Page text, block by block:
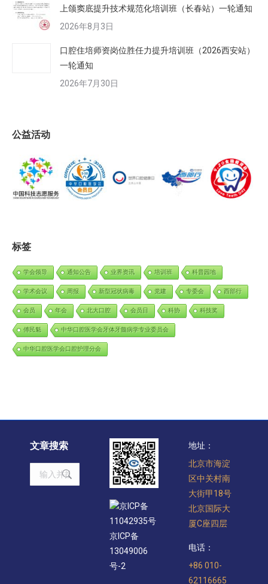
上颌窦底提升技术规范化培训班（长春站）一轮通知
2026年8月3日
口腔住培师资岗位胜任力提升培训班（2026西安站）
一轮通知
2026年7月30日
公益活动
标签
学会领导 通知公告 业界资讯 培训班 科普园地
学术会议 周报 新型冠状病毒 党建 专委会 西部行
会员 年会 北大口腔 会员日 科协 科技奖
傅民魁 中华口腔医学会牙体牙髓病学专业委员会
中华口腔医学会口腔护理分会
文章搜索
Search:
京ICP备
11042935号
京ICP备
13049006
号-2
地址：
北京市海淀
区中关村南
大街甲18号
北京国际大
厦C座四层
电话：
+86 010-
62116665